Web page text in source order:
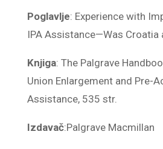
Poglavlje: Experience with
IPA Assistance—Was Croatia
Knjiga: The Palgrave
Union Enlargement and Pre-
Assistance, 535 str.
Izdavač:Palgrave Macmillan